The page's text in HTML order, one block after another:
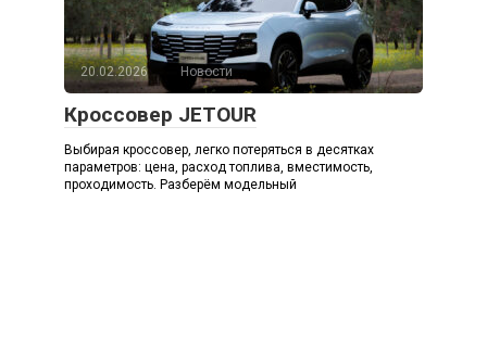
20.02.2026 Новости
Кроссовер JETOUR
Выбирая кроссовер, легко потеряться в десятках
параметров: цена, расход топлива, вместимость,
проходимость. Разберём модельный